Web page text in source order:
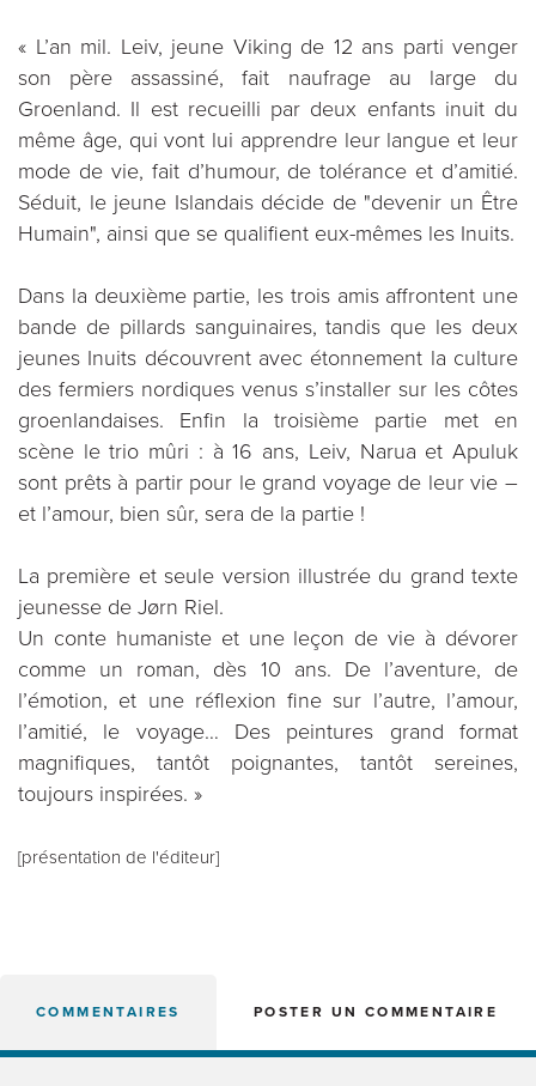
« L’an mil. Leiv, jeune Viking de 12 ans parti venger
son père assassiné, fait naufrage au large du
Groenland. Il est recueilli par deux enfants inuit du
même âge, qui vont lui apprendre leur langue et leur
mode de vie, fait d’humour, de tolérance et d’amitié.
Séduit, le jeune Islandais décide de "devenir un Être
Humain", ainsi que se qualifient eux-mêmes les Inuits.
Dans la deuxième partie, les trois amis affrontent une
bande de pillards sanguinaires, tandis que les deux
jeunes Inuits découvrent avec étonnement la culture
des fermiers nordiques venus s’installer sur les côtes
groenlandaises. Enfin la troisième partie met en
scène le trio mûri : à 16 ans, Leiv, Narua et Apuluk
sont prêts à partir pour le grand voyage de leur vie –
et l’amour, bien sûr, sera de la partie !
La première et seule version illustrée du grand texte
jeunesse de Jørn Riel.
Un conte humaniste et une leçon de vie à dévorer
comme un roman, dès 10 ans. De l’aventure, de
l’émotion, et une réflexion fine sur l’autre, l’amour,
l’amitié, le voyage… Des peintures grand format
magnifiques, tantôt poignantes, tantôt sereines,
toujours inspirées. »
[présentation de l'éditeur]
COMMENTAIRES POSTER UN COMMENTAIRE